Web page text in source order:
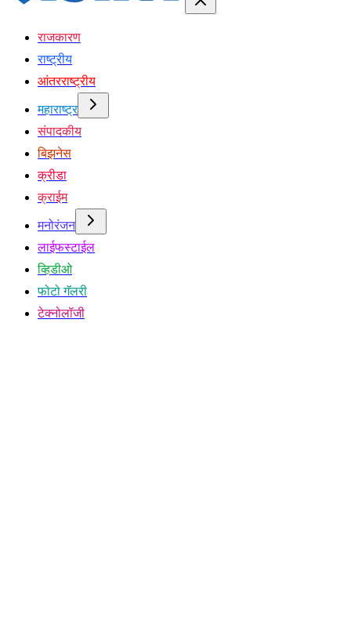
राजकारण
राष्ट्रीय
आंतरराष्ट्रीय
महाराष्ट्र
संपादकीय
बिझनेस
क्रीडा
क्राईम
मनोरंजन
लाईफस्टाईल
व्हिडीओ
फोटो गॅलरी
टेक्नोलॉजी